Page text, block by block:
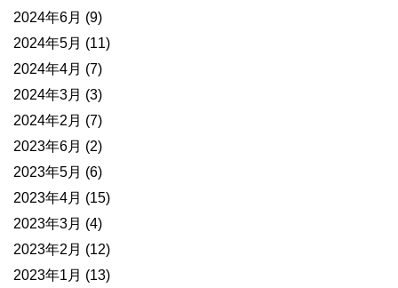
2024年6月 (9)
2024年5月 (11)
2024年4月 (7)
2024年3月 (3)
2024年2月 (7)
2023年6月 (2)
2023年5月 (6)
2023年4月 (15)
2023年3月 (4)
2023年2月 (12)
2023年1月 (13)